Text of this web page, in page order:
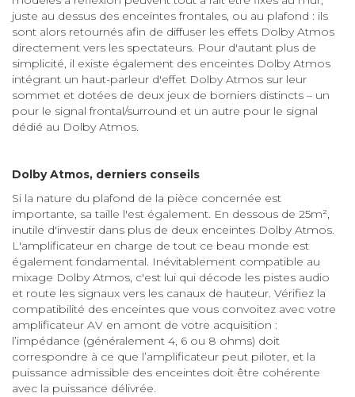
juste au dessus des enceintes frontales, ou au plafond : ils
sont alors retournés afin de diffuser les effets Dolby Atmos
directement vers les spectateurs. Pour d'autant plus de
simplicité, il existe également des enceintes Dolby Atmos
intégrant un haut-parleur d'effet Dolby Atmos sur leur
sommet et dotées de deux jeux de borniers distincts – un
pour le signal frontal/surround et un autre pour le signal
dédié au Dolby Atmos.
Dolby Atmos, derniers conseils
Si la nature du plafond de la pièce concernée est
importante, sa taille l'est également. En dessous de 25m²,
inutile d'investir dans plus de deux enceintes Dolby Atmos.
L'amplificateur en charge de tout ce beau monde est
également fondamental. Inévitablement compatible au
mixage Dolby Atmos, c'est lui qui décode les pistes audio
et route les signaux vers les canaux de hauteur. Vérifiez la
compatibilité des enceintes que vous convoitez avec votre
amplificateur AV en amont de votre acquisition :
l’impédance (généralement 4, 6 ou 8 ohms) doit
correspondre à ce que l’amplificateur peut piloter, et la
puissance admissible des enceintes doit être cohérente
avec la puissance délivrée.